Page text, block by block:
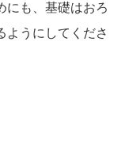
にも、基礎はおろ
ようにしてくださ